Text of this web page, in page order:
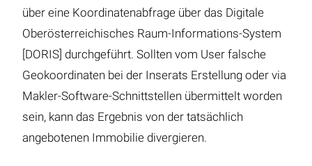
über eine Koordinatenabfrage über das Digitale
Oberösterreichisches Raum-Informations-System
[DORIS] durchgeführt. Sollten vom User falsche
Geokoordinaten bei der Inserats Erstellung oder via
Makler-Software-Schnittstellen übermittelt worden
sein, kann das Ergebnis von der tatsächlich
angebotenen Immobilie divergieren.